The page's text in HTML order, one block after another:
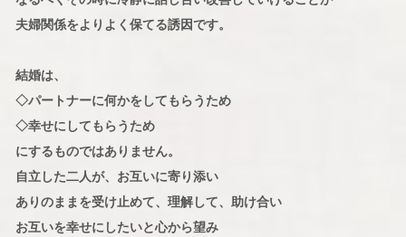
夫婦関係をよりよく保てる誘因です。
結婚は、
◇パートナーに何かをしてもらうため
◇幸せにしてもらうため
にするものではありません。
自立した二人が、お互いに寄り添い
ありのままを受け止めて、理解して、助け合い
お互いを幸せにしたいと心から望み